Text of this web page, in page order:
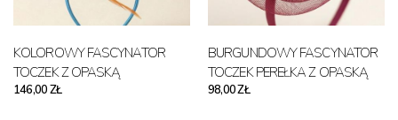
KOLOROWY FASCYNATOR
TOCZEK Z OPASKĄ
146,00 ZŁ
BURGUNDOWY FASCYNATOR
TOCZEK PEREŁKA Z OPASKĄ
98,00 ZŁ